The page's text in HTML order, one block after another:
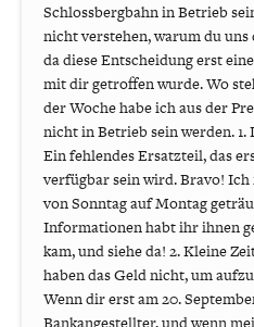
Schlossbergbahn in Betrieb
nicht verstehen, warum du
da diese Entscheidung erst
mit dir getroffen wurde. Wo
der Woche habe ich aus der
nicht in Betrieb sein werden.
Ein fehlendes Ersatzteil, das
verfügbar sein wird. Bravo!
von Sonntag auf Montag
Informationen habt ihr ihnen
kam, und siehe da! 2. Kleine
haben das Geld nicht, um
Wenn dir erst am 20.
Bankangestellter, und wenn